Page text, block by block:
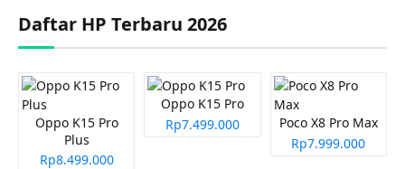
Daftar HP Terbaru 2026
Oppo K15 Pro
Plus
Rp8.499.000
Oppo K15 Pro
Rp7.499.000
Poco X8 Pro Max
Rp7.999.000